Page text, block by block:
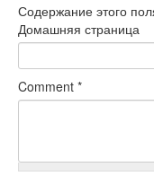
Содержание этого
Домашняя страница
Comment *